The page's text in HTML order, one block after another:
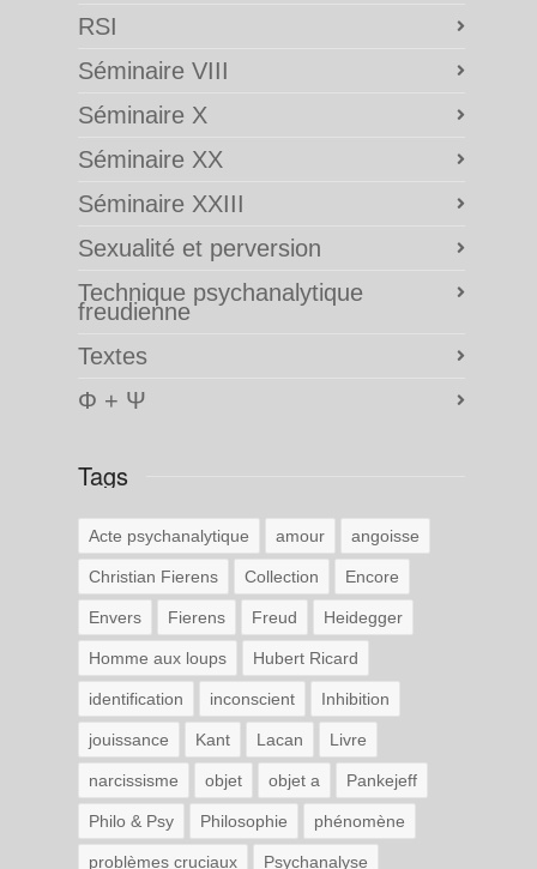
RSI
Séminaire VIII
Séminaire X
Séminaire XX
Séminaire XXIII
Sexualité et perversion
Technique psychanalytique
freudienne
Textes
Φ + Ψ
Tags
Acte psychanalytique amour angoisse
Christian Fierens Collection Encore
Envers Fierens Freud Heidegger
Homme aux loups Hubert Ricard
identification inconscient Inhibition
jouissance Kant Lacan Livre
narcissisme objet objet a Pankejeff
Philo & Psy Philosophie phénomène
problèmes cruciaux Psychanalyse